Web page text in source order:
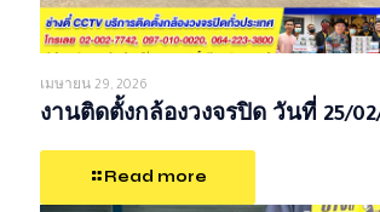
เมษายน 29, 2026
งานติดตั้งกล้องวงจรปิด วันที่ 25/
Read more